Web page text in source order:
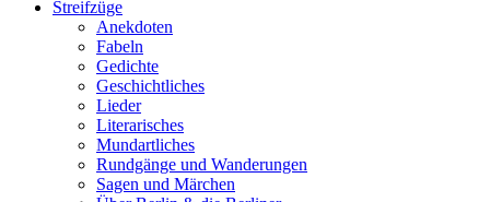
Streifzüge
Anekdoten
Fabeln
Gedichte
Geschichtliches
Lieder
Literarisches
Mundartliches
Rundgänge und Wanderungen
Sagen und Märchen